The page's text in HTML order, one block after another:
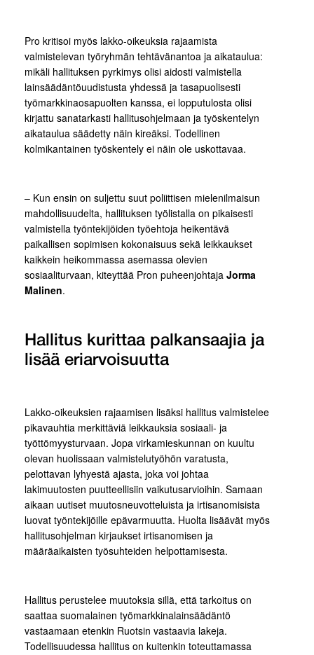
Pro kritisoi myös lakko-oikeuksia rajaamista
valmistelevan työryhmän tehtävänantoa ja aikataulua:
mikäli hallituksen pyrkimys olisi aidosti valmistella
lainsäädäntöuudistusta yhdessä ja tasapuolisesti
työmarkkinaosapuolten kanssa, ei lopputulosta olisi
kirjattu sanatarkasti hallitusohjelmaan ja työskentelyn
aikataulua säädetty näin kireäksi. Todellinen
kolmikantainen työskentely ei näin ole uskottavaa.
– Kun ensin on suljettu suut poliittisen mielenilmaisun
mahdollisuudelta, hallituksen työlistalla on pikaisesti
valmistella työntekijöiden työehtoja heikentävä
paikallisen sopimisen kokonaisuus sekä leikkaukset
kaikkein heikommassa asemassa olevien
sosiaaliturvaan, kiteyttää Pron puheenjohtaja Jorma
Malinen.
Hallitus kurittaa palkansaajia ja
lisää eriarvoisuutta
Lakko-oikeuksien rajaamisen lisäksi hallitus valmistelee
pikavauhtia merkittäviä leikkauksia sosiaali- ja
työttömyysturvaan. Jopa virkamieskunnan on kuultu
olevan huolissaan valmistelutyöhön varatusta,
pelottavan lyhyestä ajasta, joka voi johtaa
lakimuutosten puutteellisiin vaikutusarvioihin. Samaan
aikaan uutiset muutosneuvotteluista ja irtisanomisista
luovat työntekijöille epävarmuutta. Huolta lisäävät myös
hallitusohjelman kirjaukset irtisanomisen ja
määräaikaisten työsuhteiden helpottamisesta.
Hallitus perustelee muutoksia sillä, että tarkoitus on
saattaa suomalainen työmarkkinalainsäädäntö
vastaamaan etenkin Ruotsin vastaavia lakeja.
Todellisuudessa hallitus on kuitenkin toteuttamassa